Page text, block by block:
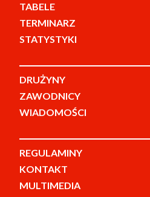
TABELE
TERMINARZ
STATYSTYKI
DRUŻYNY
ZAWODNICY
WIADOMOŚCI
REGULAMINY
KONTAKT
MULTIMEDIA